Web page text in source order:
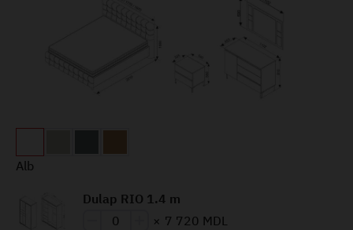
Alb
Dulap RIO 1.4 m
× 7 720 MDL